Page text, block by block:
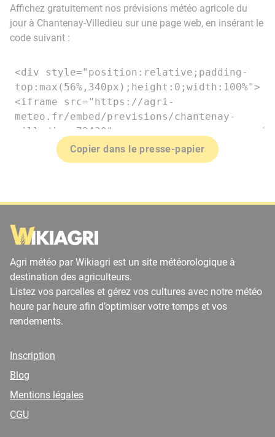
Affichez gratuitement nos prévisions météo agricole du
jour à Chantenay-Villedieu sur une page web, en insérant le
code suivant :
Copier dans le presse-papier
Agri météo par Wikiagri est un site météorologique à
destination des agriculteurs.
Listez vos parcelles et gérez vos cultures avec notre météo
heure par heure afin d’optimiser votre temps et vos
rendements.
Inscription
Blog
Mentions légales
CGU